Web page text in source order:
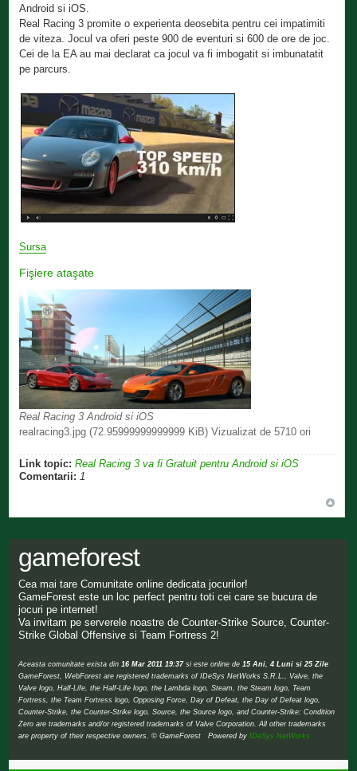
Android si iOS.
Real Racing 3 promite o experienta deosebita pentru cei impatimiti
de viteza. Jocul va oferi peste 900 de eventuri si 600 de ore de joc.
Cei de la EA au mai declarat ca jocul va fi imbogatit si imbunatatit
pe parcurs.
Sursa
Fişiere ataşate
Real Racing 3 Android si iOS
realracing3.jpg (72.95999999999999 KiB) Vizualizat de 5710 ori
Link topic: Real Racing 3 va fi Gratuit pentru Android si iOS
Comentarii: 1
gameforest
Cea mai tare Comunitate online dedicata jocurilor!
GameForest este un loc perfect pentru toti cei care se bucura de
jocuri pe internet!
Va invitam pe serverele noastre de Counter-Strike Source, Counter-
Strike Global Offensive si Team Fortress 2!
Aceasta comunitate exista din16 Mar 2011 19:37si este online de15 Ani, 4 Luni si 25 Zile
GameForest, WebForest are registered trademarks of IDeSys NetWorks S.R.L., Valve, the
Valve logo, Half-Life, the Half-Life logo, the Lambda logo, Steam, the Steam logo, Team
Fortress, the Team Fortress logo, Opposing Force, Day of Defeat, the Day of Defeat logo,
Counter-Strike, the Counter-Strike logo, Source, the Source logo, and Counter-Strike: Condition
Zero are trademarks and/or registered trademarks of Valve Corporation. All other trademarks
are property of their respective owners. © GameForest Powered byIDeSys NetWorks